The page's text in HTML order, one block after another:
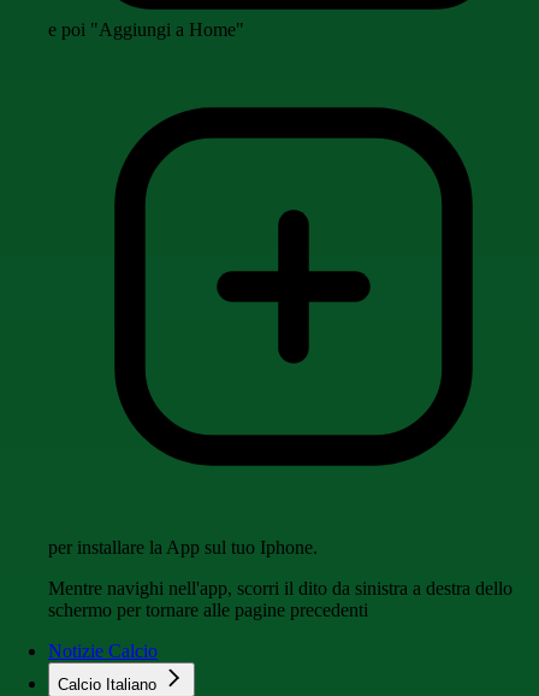
e poi "Aggiungi a Home"
per installare la App sul tuo Iphone.
Mentre navighi nell'app, scorri il dito da sinistra a destra dello
schermo per tornare alle pagine precedenti
Notizie Calcio
Calcio Italiano